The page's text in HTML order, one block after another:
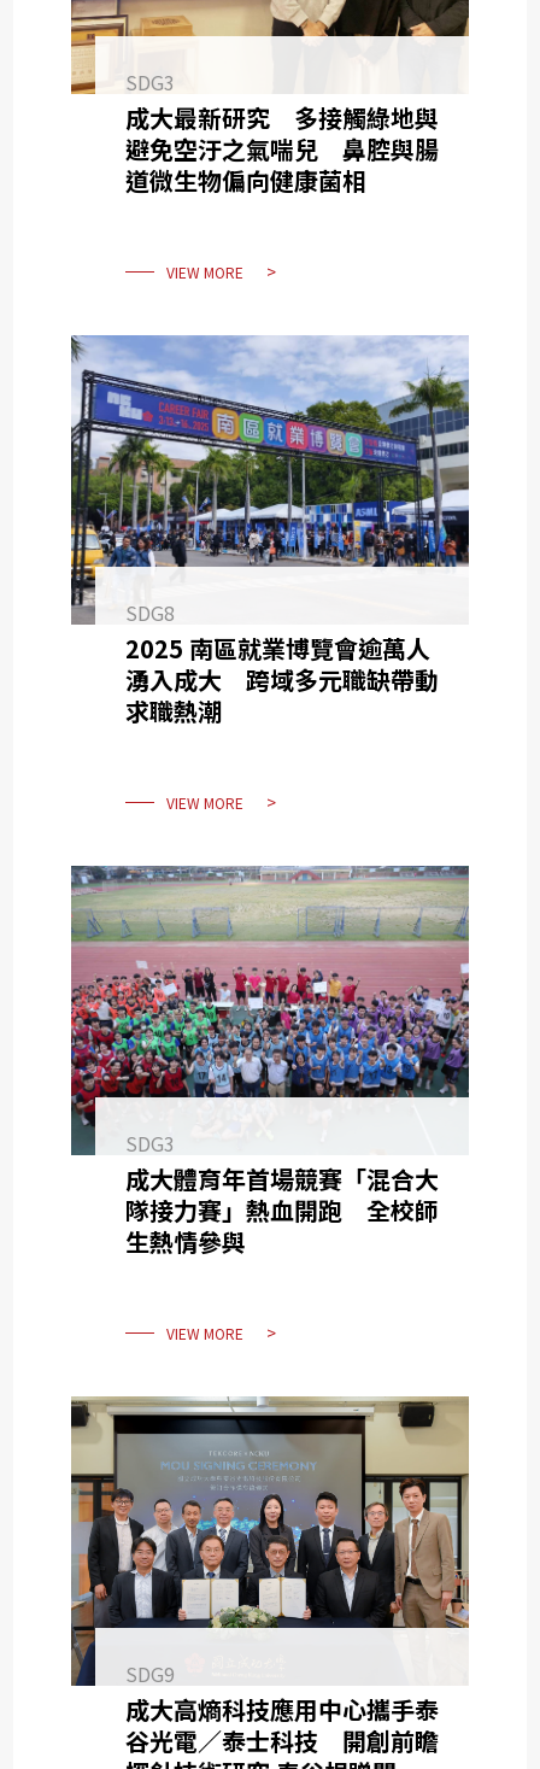
SDG3
成大最新研究 多接觸綠地與
避免空汙之氣喘兒 鼻腔與腸
道微生物偏向健康菌相
VIEW MORE
SDG8
2025 南區就業博覽會逾萬人
湧入成大 跨域多元職缺帶動
求職熱潮
VIEW MORE
SDG3
成大體育年首場競賽「混合大
隊接力賽」熱血開跑 全校師
生熱情參與
VIEW MORE
SDG9
成大高熵科技應用中心攜手泰
谷光電／泰士科技 開創前瞻